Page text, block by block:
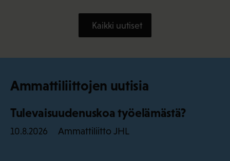
Kaikki uutiset
Ammattiliittojen uutisia
Tulevaisuudenuskoa työelämästä?
10.8.2026 Ammattiliitto JHL